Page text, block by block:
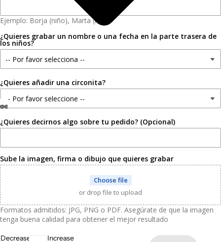
Open
image
full
screen
Open
image
full
screen
Open
image
full
screen
Open
image
full
screen
Open
image
full
screen
Open
image
full
screen
Ejemplo: Borja (niño), Marta (niña)
¿Quieres grabar un nombre o una fecha en la parte trasera de
los niños?
¿Quieres añadir una circonita?
¿Quieres decirnos algo sobre tu pedido? (Opcional)
Sube la imagen, firma o dibujo que quieres grabar
Choose file
or drop file to upload
Formatos admitidos: JPG, PNG o PDF. Asegúrate de que la imagen
tenga buena calidad para obtener el mejor resultado
Decrease
Increase